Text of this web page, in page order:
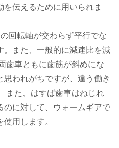
伝えるために用いられま
回転軸が交わらず平行でな
。また、一般的に減速比を減
歯車ともに歯筋が斜めにな
われがちですが、違う働き
また、はすば歯車はねじれ
のに対して、ウォームギアで
用します。